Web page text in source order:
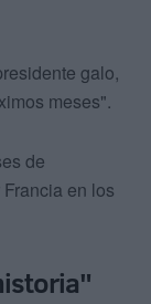
galo,
meses".
de
en los